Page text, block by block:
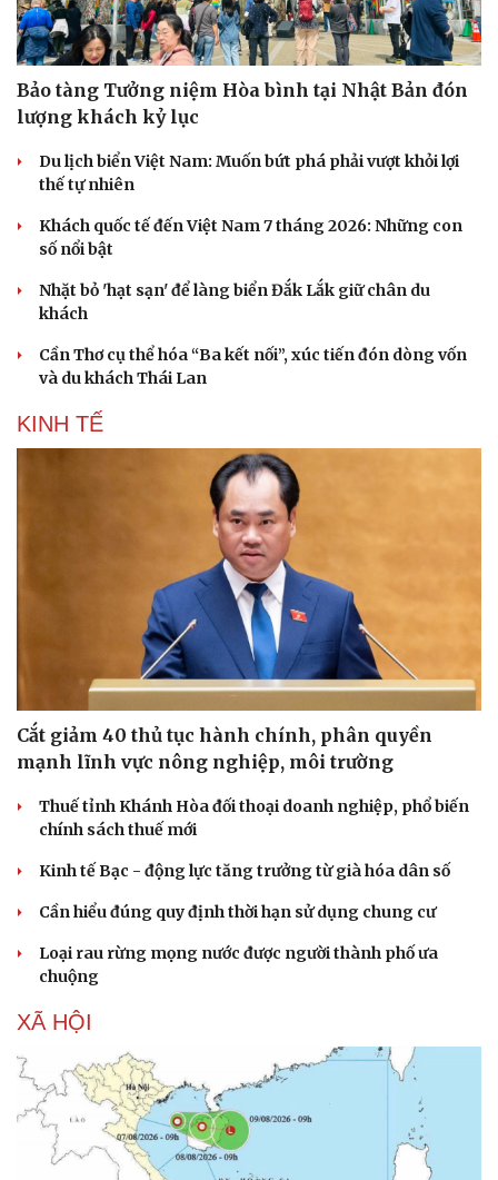
Bảo tàng Tưởng niệm Hòa bình tại Nhật Bản đón
lượng khách kỷ lục
Du lịch biển Việt Nam: Muốn bứt phá phải vượt khỏi lợi
thế tự nhiên
Khách quốc tế đến Việt Nam 7 tháng 2026: Những con
số nổi bật
Nhặt bỏ 'hạt sạn' để làng biển Đắk Lắk giữ chân du
khách
Cần Thơ cụ thể hóa “Ba kết nối”, xúc tiến đón dòng vốn
và du khách Thái Lan
KINH TẾ
Cắt giảm 40 thủ tục hành chính, phân quyền
mạnh lĩnh vực nông nghiệp, môi trường
Thuế tỉnh Khánh Hòa đối thoại doanh nghiệp, phổ biến
chính sách thuế mới
Kinh tế Bạc - động lực tăng trưởng từ già hóa dân số
Cần hiểu đúng quy định thời hạn sử dụng chung cư
Loại rau rừng mọng nước được người thành phố ưa
chuộng
XÃ HỘI